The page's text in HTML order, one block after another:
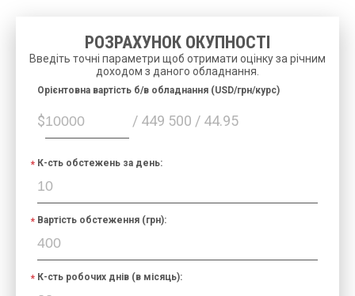
РОЗРАХУНОК ОКУПНОСТІ
Введіть точні параметри щоб отримати оцінку за річним
доходом з даного обладнання.
$ / 449 500 / 44.95
Орієнтовна вартість б/в обладнання (USD/грн/курс)
К-сть обстежень за день:
Вартість обстеження (грн):
К-сть робочих днів (в місяць):